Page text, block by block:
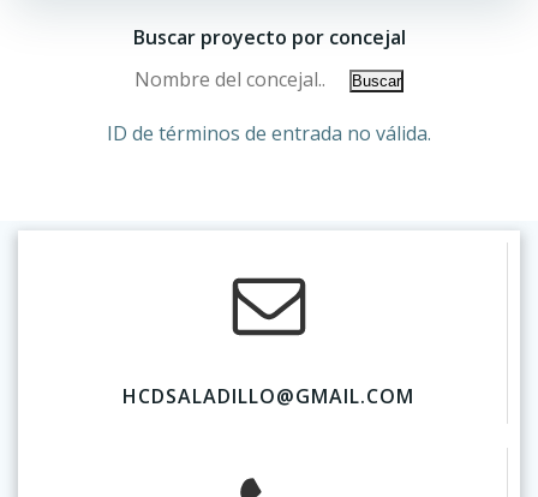
Buscar proyecto por concejal
ID de términos de entrada no válida.
HCDSALADILLO@GMAIL.COM